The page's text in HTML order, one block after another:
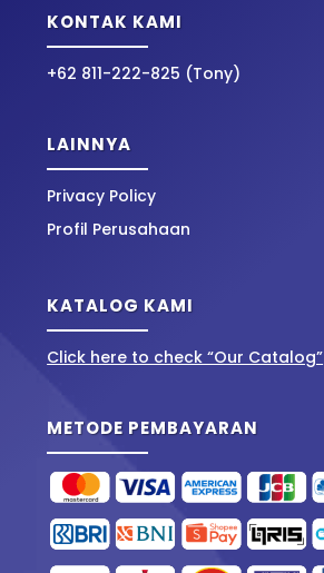
KONTAK KAMI
+62 811-222-825 (Tony)
LAINNYA
Privacy Policy
Profil Perusahaan
KATALOG KAMI
Click here to check “Our Catalog”
METODE PEMBAYARAN